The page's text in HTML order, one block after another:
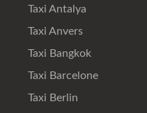
Taxi Antalya
Taxi Anvers
Taxi Bangkok
Taxi Barcelone
Taxi Berlin